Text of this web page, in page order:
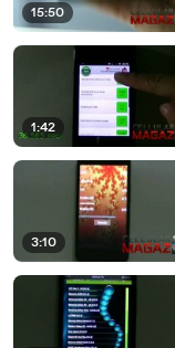
15:50
1:42
3:10